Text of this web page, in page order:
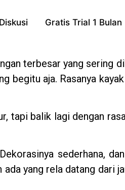
Gratis Trial 1 Bulan
terbesar yang sering
begitu aja. Rasanya
tapi balik lagi dengan
sederhana,
yang rela datang dari